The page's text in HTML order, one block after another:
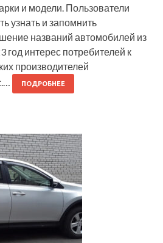
и модели. Пользователи
узнать и запомнить
названий автомобилей из
год интерес потребителей к
производителей
ПОДРОБНЕЕ